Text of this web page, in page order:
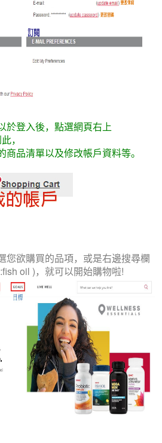
於登入後，點選網頁右上
，
品清單以及修改帳戶資料等。
您欲購買的品項，或是右邊搜尋欄
oil )，就可以開始購物啦!